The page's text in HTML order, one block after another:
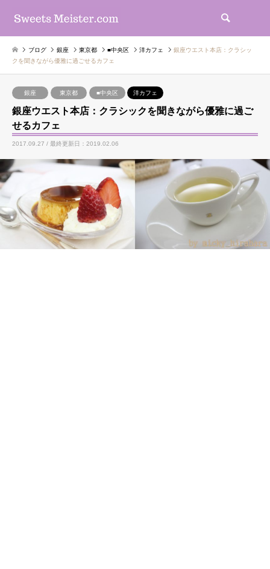
ブログ 銀座 東京都 ■中央区 洋カフェ
銀座ウエスト本店：クラシッ
クを聞きながら優雅に過ごせるカフェ
銀座 東京都 ■中央区 洋カフェ
銀座ウエスト本店：クラシックを聞きながら優雅に過ご
せるカフェ
2017.09.27 / 最終更新日：2019.02.06